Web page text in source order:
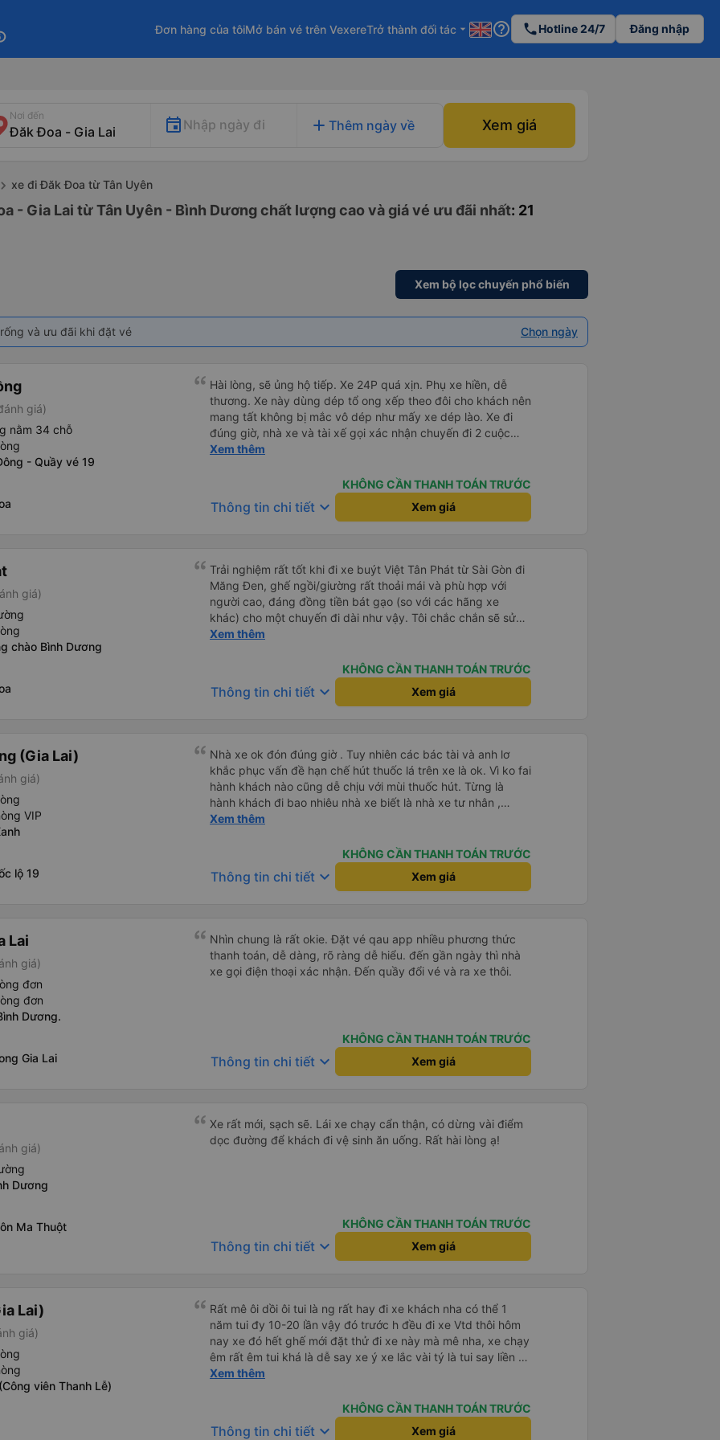
Đơn hàng của tôiMở bán vé trên VexereTrở thành đối tác arrow_drop_down help_outline phoneHotline 24/7 Đăng nhập
Nơi đến
Nhập ngày đi add Thêm ngày về Xem giá
xe đi Đăk Đoa từ Tân Uyên
- Gia Lai từ Tân Uyên - Bình Dương chất lượng cao và giá vé ưu đãi nhất: 21
Xem bộ lọc chuyến phổ biến
và ưu đãi khi đặt vé Chọn ngày
giá)
nằm 34 chỗ
- Quầy vé 19
Hài lòng, sẽ ủng hộ tiếp. Xe 24P quá xịn. Phụ xe hiền, dễ
thương. Xe này dùng dép tổ ong xếp theo đôi cho khách nên
mang tất không bị mắc vô dép như mấy xe dép lào. Xe đi
đúng giờ, nhà xe và tài xế gọi xác nhận chuyến đi 2 cuộc
trong buổi sáng ngày đi. Gần tới giờ đi khách nào chưa ra kịp
Dak Doa đón trả đúng nơi. Thấy review tài xế hút thuốc
nhưng xe mình đi nằm giường số 2 gần đầu xe thì không
thấy tài xế hút thuốc. Nói chung là nên đi xe 24P nhà này.
Xem thêm
KHÔNG CẦN THANH TOÁN TRƯỚC
Thông tin chi tiết keyboard_arrow_down Xem giá
giá)
chào Bình Dương
Trải nghiệm rất tốt khi đi xe buýt Việt Tân Phát từ Sài Gòn đi
Măng Đen, ghế ngồi/giường rất thoải mái và phù hợp với
người cao, đáng đồng tiền bát gạo (so với các hãng xe
khác) cho một chuyến đi dài như vậy. Tôi chắc chắn sẽ sử
dụng lại sau.
Xem thêm
KHÔNG CẦN THANH TOÁN TRƯỚC
Thông tin chi tiết keyboard_arrow_down Xem giá
(Gia Lai)
giá)
VIP
lộ 19
Nhà xe ok đón đúng giờ . Tuy nhiên các bác tài và anh lơ
khắc phục vấn đề hạn chế hút thuốc lá trên xe là ok. Vì ko fai
hành khách nào cũng dễ chịu với mùi thuốc hút. Từng là
hành khách đi bao nhiêu nhà xe biết là nhà xe tư nhân ,
nhưng hãy theo cách vận hành của Phương Trang Busline, từ
Xem thêm
KHÔNG CẦN THANH TOÁN TRƯỚC
Thông tin chi tiết keyboard_arrow_down Xem giá
Lai
giá)
đơn
đơn
Dương.
Gia Lai
Nhìn chung là rất okie. Đặt vé qau app nhiều phương thức
thanh toán, dễ dàng, rõ ràng dễ hiểu. đến gần ngày thì nhà
xe gọi điện thoại xác nhận. Đến quầy đổi vé và ra xe thôi.
KHÔNG CẦN THANH TOÁN TRƯỚC
Thông tin chi tiết keyboard_arrow_down Xem giá
giá)
Dương
Ma Thuột
Xe rất mới, sạch sẽ. Lái xe chạy cẩn thận, có dừng vài điểm
dọc đường để khách đi vệ sinh ăn uống. Rất hài lòng ạ!
KHÔNG CẦN THANH TOÁN TRƯỚC
Thông tin chi tiết keyboard_arrow_down Xem giá
Lai)
giá)
viên Thanh Lễ)
Rất mê ôi dồi ôi tui là ng rất hay đi xe khách nha có thể 1
năm tui đy 10-20 lần vậy đó trước h đều đi xe Vtd thôi hôm
nay xe đó hết ghế mới đặt thử đi xe này mà mê nha, xe chạy
êm rất êm tui khá là dễ say xe ý xe lắc vài tý là tui say liền à
mà đi xe này tui ngồi các kiểu thậm chí gần nữa đoạn đg tui
cũng ko quá nóng nhiều xe tui đy máy lạnh mở như mùa
đông bắc cực luôn, chăn cũng ấm lắm má ko hôi ko ngứa
Xem thêm
KHÔNG CẦN THANH TOÁN TRƯỚC
Thông tin chi tiết keyboard_arrow_down Xem giá